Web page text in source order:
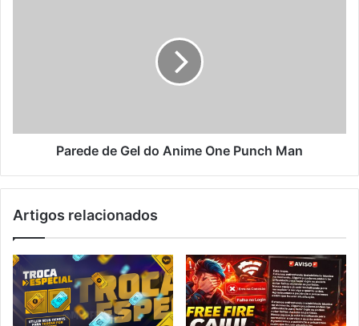
Parede de Gel do Anime One Punch Man
Artigos relacionados